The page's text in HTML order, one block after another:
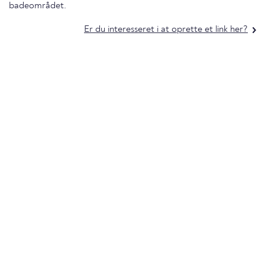
badeområdet.
Er du interesseret i at oprette et link her?